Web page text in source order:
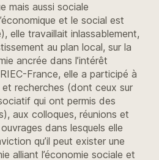
mais aussi sociale
et le social est
elle travaillait inlassablement,
au plan local, sur la
ancrée dans l’intérêt
France, elle a participé à
recherches (dont ceux sur
qui ont permis des
aux colloques, réunions et
dans lesquels elle
qu’il peut exister une
alliant l’économie sociale et